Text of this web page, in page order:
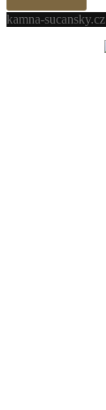
kamna-sucansky.cz